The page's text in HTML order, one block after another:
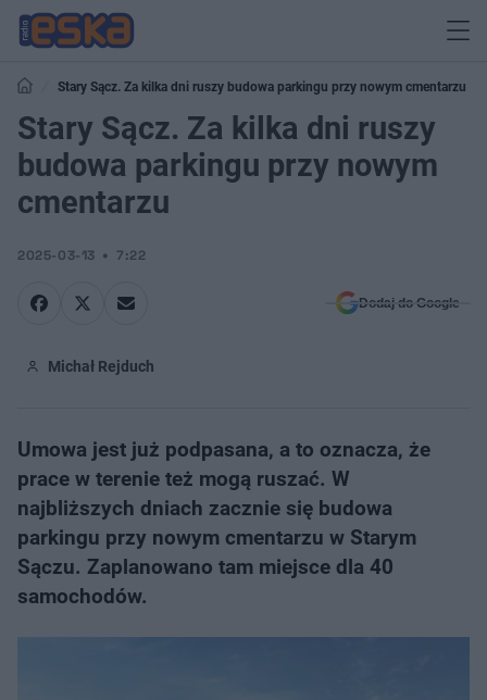
Stary Sącz. Za kilka dni ruszy budowa parkingu przy nowym cmentarzu
Stary Sącz. Za kilka dni ruszy
budowa parkingu przy nowym
cmentarzu
2025-03-13 7:22
Dodaj do Google
Michał Rejduch
Umowa jest już podpasana, a to oznacza, że
prace w terenie też mogą ruszać. W
najbliższych dniach zacznie się budowa
parkingu przy nowym cmentarzu w Starym
Sączu. Zaplanowano tam miejsce dla 40
samochodów.